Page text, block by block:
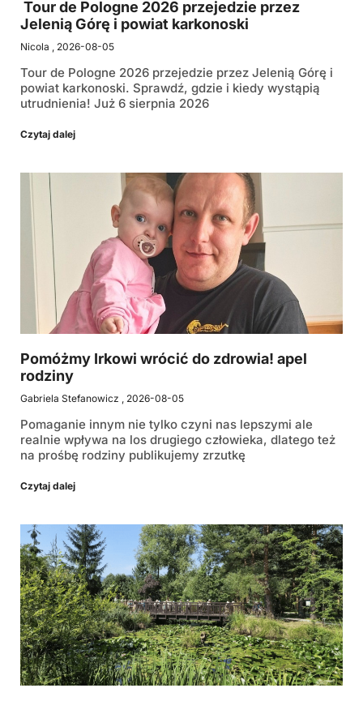
Tour de Pologne 2026 przejedzie przez
Jelenią Górę i powiat karkonoski
Nicola 2026-08-05
Tour de Pologne 2026 przejedzie przez Jelenią Górę i
powiat karkonoski. Sprawdź, gdzie i kiedy wystąpią
utrudnienia! Już 6 sierpnia 2026
Czytaj dalej
Pomóżmy Irkowi wrócić do zdrowia! apel
rodziny
Gabriela Stefanowicz 2026-08-05
Pomaganie innym nie tylko czyni nas lepszymi ale
realnie wpływa na los drugiego człowieka, dlatego też
na prośbę rodziny publikujemy zrzutkę
Czytaj dalej